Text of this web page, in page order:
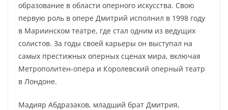
образование в области оперного искусства. Свою
первую роль в опере Дмитрий исполнил в 1998 году
в Мариинском театре, где стал одним из ведущих
солистов. За годы своей карьеры он выступал на
самых престижных оперных сценах мира, включая
Метрополитен-опера и Королевский оперный театр
в Лондоне.
Мадияр Абдразаков, младший брат Дмитрия,